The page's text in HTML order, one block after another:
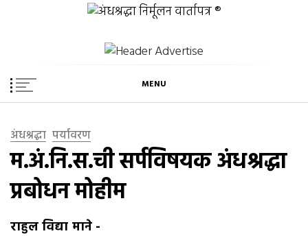
अंधश्रद्धा निर्मूलन वार्तापत्र ®
MENU
अंधश्रद्धा पर्यावरण
म.अं.नि.स.ची सर्पविषयक अंधश्रद्धा
प्रबोधन मोहीम
राहुल विद्या माने-